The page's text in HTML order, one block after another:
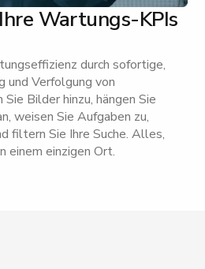
Wartungs-KPIs
durch sofortige,
und Verfolgung von
Bilder hinzu, hängen Sie
weisen Sie Aufgaben zu,
filtern Sie Ihre Suche. Alles,
einem einzigen Ort.